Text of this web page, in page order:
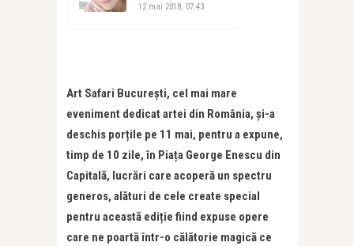
12 mai 2018, 07:43
Art Safari București, cel mai mare
eveniment dedicat artei din România, și-a
deschis porțile pe 11 mai, pentru a expune,
timp de 10 zile, în Piața George Enescu din
Capitală, lucrări care acoperă un spectru
generos, alături de cele create special
pentru această ediție fiind expuse opere
care ne poartă într-o călătorie magică ce